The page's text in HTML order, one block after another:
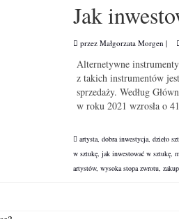
Jak
przezMałgorzata Morgen |
Alternetywne
z takich instrumentów
sprzedaży. Według
w roku 2021 wzrosła o
artysta,dobra inwestycja,dzieło
w sztukę,jak inwestować w sztukę,
artystów,wysoka stopa zwrotu,